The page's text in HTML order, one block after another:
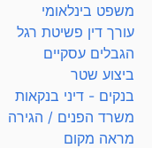
משפט בינלאומי
עורך דין פשיטת רגל
הגבלים עסקיים
ביצוע שטר
בנקים - דיני בנקאות
משרד הפנים / הגירה
מראה מקום